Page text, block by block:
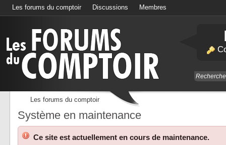
Les forums du comptoir Discussions Membres
Les forums du comptoir
Système en maintenance
Ce site est actuellement en cours de maintenance.